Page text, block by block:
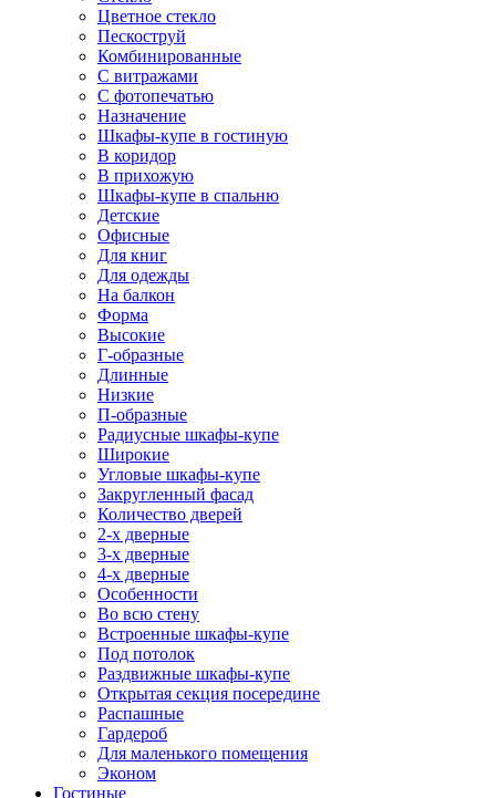
Цветное стекло
Пескоструй
Комбинированные
С витражами
С фотопечатью
Назначение
Шкафы-купе в гостиную
В коридор
В прихожую
Шкафы-купе в спальню
Детские
Офисные
Для книг
Для одежды
На балкон
Форма
Высокие
Г-образные
Длинные
Низкие
П-образные
Радиусные шкафы-купе
Широкие
Угловые шкафы-купе
Закругленный фасад
Количество дверей
2-х дверные
3-х дверные
4-х дверные
Особенности
Во всю стену
Встроенные шкафы-купе
Под потолок
Раздвижные шкафы-купе
Открытая секция посередине
Распашные
Гардероб
Для маленького помещения
Эконом
Гостиные